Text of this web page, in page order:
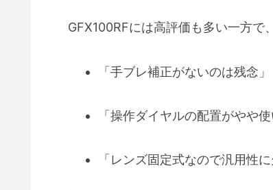
GFX100RFには高評価も多い一方で
「手ブレ補正がないのは残念」
「操作ダイヤルの配置がやや使
「レンズ固定式なので汎用性に